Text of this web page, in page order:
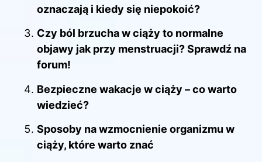
oznaczają i kiedy się niepokoić?
Czy ból brzucha w ciąży to normalne
objawy jak przy menstruacji? Sprawdź na
forum!
Bezpieczne wakacje w ciąży – co warto
wiedzieć?
Sposoby na wzmocnienie organizmu w
ciąży, które warto znać